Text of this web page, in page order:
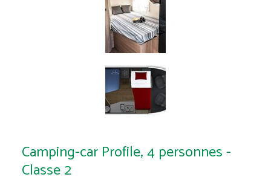
Camping-car Profile, 4 personnes -
Classe 2